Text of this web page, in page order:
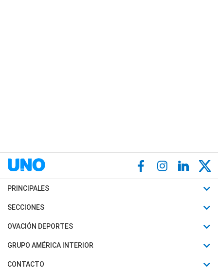
PRINCIPALES
Últimas Noticias
Política
Judiciales
SECCIONES
Horóscopo
Motores
OVACIÓN DEPORTES
Fútbol
Mundial
GRUPO AMÉRICA INTERIOR
Canal 7 en Vivo
CONTACTO